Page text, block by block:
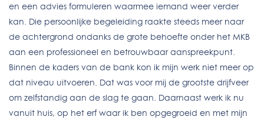
en een advies formuleren waarmee iemand weer verder
kan. Die persoonlijke begeleiding raakte steeds meer naar
de achtergrond ondanks de grote behoefte onder het MKB
aan een professioneel en betrouwbaar aanspreekpunt.
Binnen de kaders van de bank kon ik mijn werk niet meer op
dat niveau uitvoeren. Dat was voor mij de grootste drijfveer
om zelfstandig aan de slag te gaan. Daarnaast werk ik nu
vanuit huis, op het erf waar ik ben opgegroeid en met mijn